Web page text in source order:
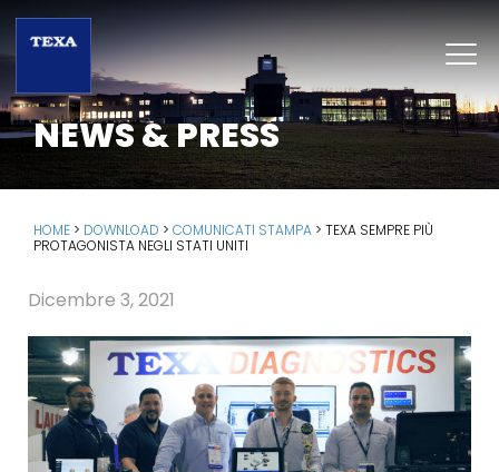
NEWS & PRESS
HOME > DOWNLOAD > COMUNICATI STAMPA > TEXA SEMPRE PIÙ
PROTAGONISTA NEGLI STATI UNITI
Dicembre 3, 2021